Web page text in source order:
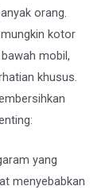
orang.
kotor
mobil,
khusus.
yang
menyebabkan